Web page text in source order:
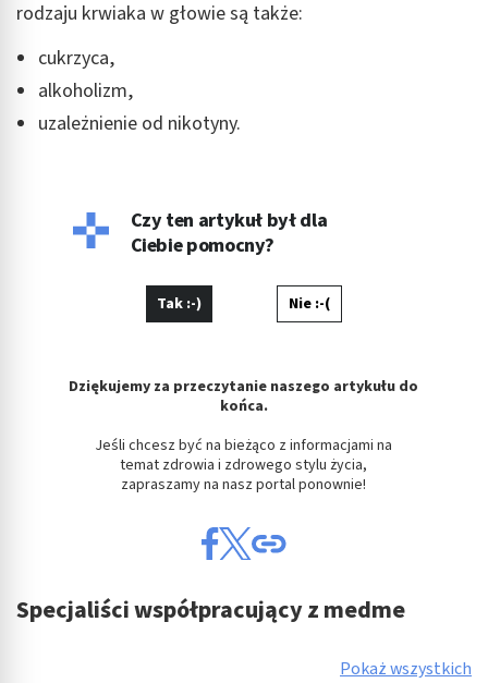
rodzaju krwiaka w głowie są także:
cukrzyca,
alkoholizm,
uzależnienie od nikotyny.
Czy ten artykuł był dla
Ciebie pomocny?
Tak :-) Nie :-(
Dziękujemy za przeczytanie naszego artykułu do
końca.
Jeśli chcesz być na bieżąco z informacjami na
temat zdrowia i zdrowego stylu życia,
zapraszamy na nasz portal ponownie!
Specjaliści współpracujący z medme
Pokaż wszystkich